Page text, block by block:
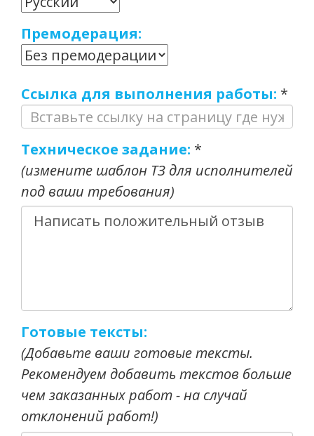
Премодерация:
Ссылка для выполнения работы: *
Техническое задание: *
(измените шаблон ТЗ для исполнителей
под ваши требования)
Готовые тексты:
(Добавьте ваши готовые тексты.
Рекомендуем добавить текстов больше
чем заказанных работ - на случай
отклонений работ!)